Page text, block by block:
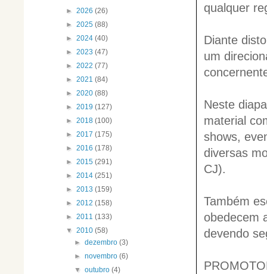
qualquer
Diante
um
Neste
material
shows,
diversas
CJ).
Também
obedecem
devendo
► 2026 (26)
► 2025 (88)
► 2024 (40)
► 2023 (47)
► 2022 (77)
► 2021 (84)
► 2020 (88)
► 2019 (127)
► 2018 (100)
► 2017 (175)
► 2016 (178)
► 2015 (291)
► 2014 (251)
► 2013 (159)
► 2012 (158)
► 2011 (133)
▼ 2010 (58)
►dezembro(3)
►novembro(6)
▼outubro(4)